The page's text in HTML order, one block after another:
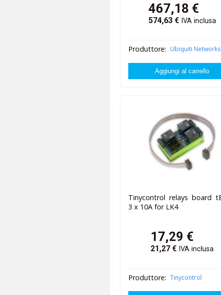
467,18 €
574,63€ IVA inclusa
Produttore: Ubiquiti Networks
Tinycontrol relays board
3 x 10A for LK4
17,29 €
21,27 € IVA inclusa
Produttore: Tinycontrol